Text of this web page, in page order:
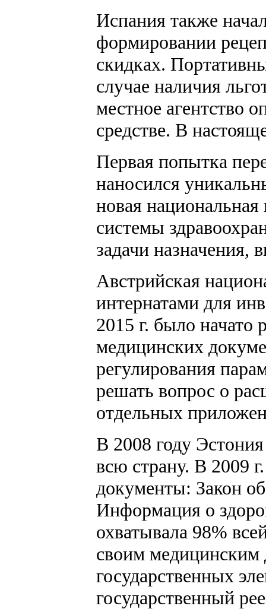
Испания также
формировании
скидках.
случае наличия
местное агентство
средстве. В
Первая попытка
наносился
новая
системы
задачи
Австрийская
интернатами для
2015 г. было начато
медицинских
регулирования
решать вопрос о
отдельных
В 2008 году
всю страну. В 2009
документы: Закон
Информация о
охватывала 98%
своим медицинским
государственных
государственный